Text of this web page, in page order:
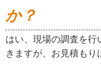
か？
はい、現場の調査を
きますが、お見積もり